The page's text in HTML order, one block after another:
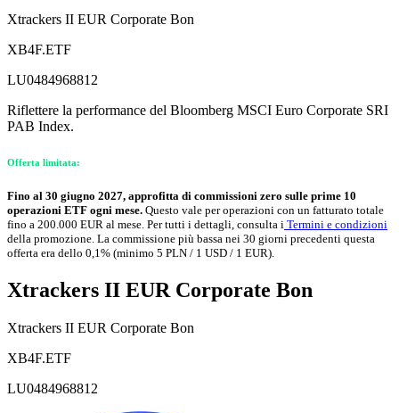
Xtrackers II EUR Corporate Bon
XB4F.ETF
LU0484968812
Riflettere la performance del Bloomberg MSCI Euro Corporate SRI
PAB Index.
Offerta limitata:
Fino al 30 giugno 2027, approfitta di commissioni zero sulle prime 10
operazioni ETF ogni mese. Questo vale per operazioni con un fatturato totale
fino a 200.000 EUR al mese. Per tutti i dettagli, consulta i Termini e condizioni
della promozione. La commissione più bassa nei 30 giorni precedenti questa
offerta era dello 0,1% (minimo 5 PLN / 1 USD / 1 EUR).
Xtrackers II EUR Corporate Bon
Xtrackers II EUR Corporate Bon
XB4F.ETF
LU0484968812